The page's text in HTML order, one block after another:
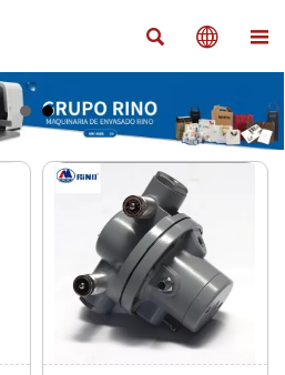
  